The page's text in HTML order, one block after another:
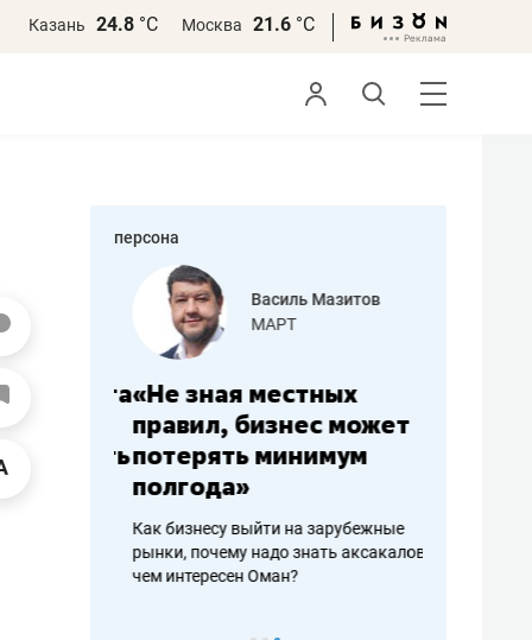
Казань 24.8 °С Москва 21.6 °С
персона
работа
Василь Мазитов
МАРТ
«Не зная местных
правил, бизнес может
потерять минимум
полгода»
Как бизнесу выйти на зарубежные
рынки, почему надо знать аксакалов и
чем интересен Оман?